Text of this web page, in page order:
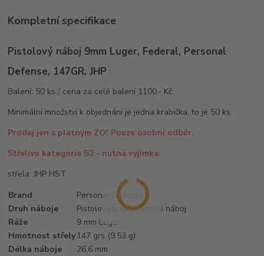
Kompletní specifikace
Pistolový náboj 9mm Luger, Federal, Personal
Defense, 147GR, JHP
Balení: 50 ks / cena za celé balení 1100,- Kč.
Minimální množství k objednání je jedna krabička, to je 50 ks.
Prodej jen s platným ZO! Pouze osobní odběr.
Střelivo kategorie S2 - nutná vyjímka.
střela: JHP HST
Brand
Personal Defense
Druh náboje
Pistolový a revolverový náboj
Ráže
9 mm Luger
Hmotnost střely147 grs (9.53 g)
Délka náboje
26,6 mm